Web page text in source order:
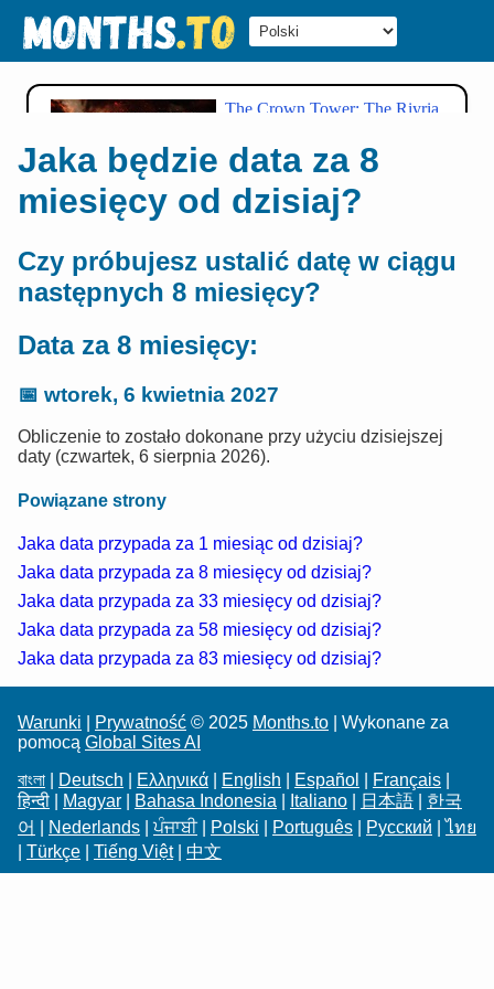
Jaka będzie data za 8
miesięcy od dzisiaj?
Czy próbujesz ustalić datę w ciągu
następnych 8 miesięcy?
Data za 8 miesięcy:
📅 wtorek, 6 kwietnia 2027
Obliczenie to zostało dokonane przy użyciu dzisiejszej
daty (czwartek, 6 sierpnia 2026).
Powiązane strony
Jaka data przypada za 1 miesiąc od dzisiaj?
Jaka data przypada za 8 miesięcy od dzisiaj?
Jaka data przypada za 33 miesięcy od dzisiaj?
Jaka data przypada za 58 miesięcy od dzisiaj?
Jaka data przypada za 83 miesięcy od dzisiaj?
Warunki Prywatność © 2025 Months.to | Wykonane za
pomocą Global Sites AI
বাংলা
Deutsch Ελληνικά English Español Français
हिन्दी
Magyar Bahasa Indonesia Italiano 日本語
한국
어
Nederlands |ਪੰਜਾਬੀ| Polski Português Русский |ไทย
Türkçe Tiếng Việt| 中文